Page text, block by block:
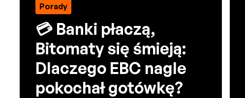
Porady
💳 Banki płaczą,
Bitomaty się śmieją:
Dlaczego EBC nagle
pokochał gotówkę?